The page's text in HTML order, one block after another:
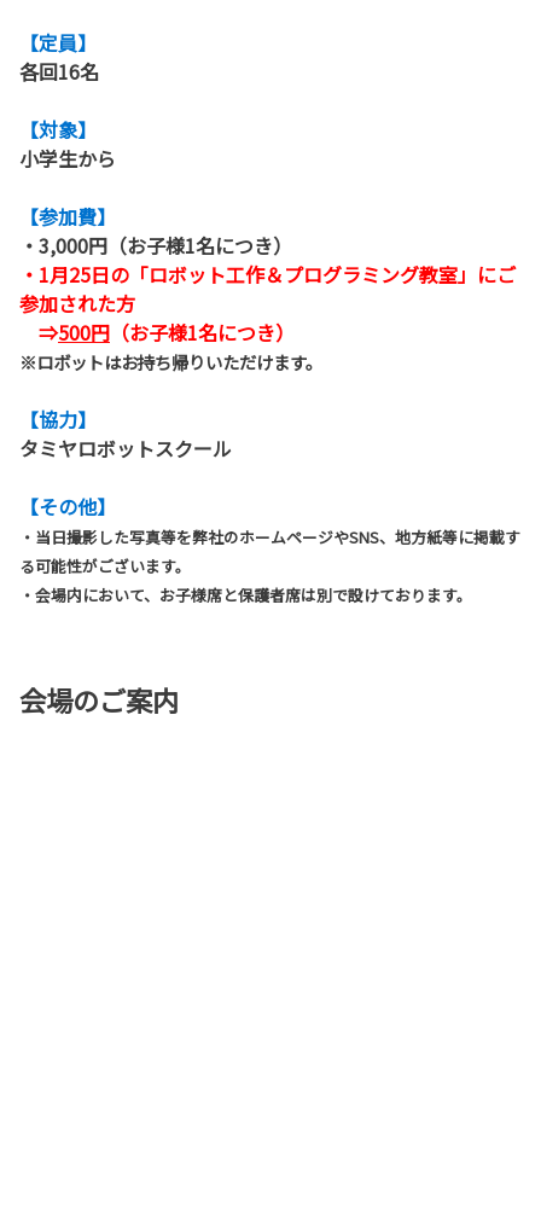
【定員】
各回16名
【対象】
小学生から
【参加費】
・3,000円（お子様1名につき）
・1月25日の「ロボット工作＆プログラミング教室」にご
参加された方
⇒500円 （お子様1名につき）
※ロボットはお持ち帰りいただけます。
【協力】
タミヤロボットスクール
【その他】
・当日撮影した写真等を弊社のホームページやSNS、地方紙等に掲載す
る可能性がございます。
・会場内において、お子様席と保護者席は別で設けております。
会場のご案内